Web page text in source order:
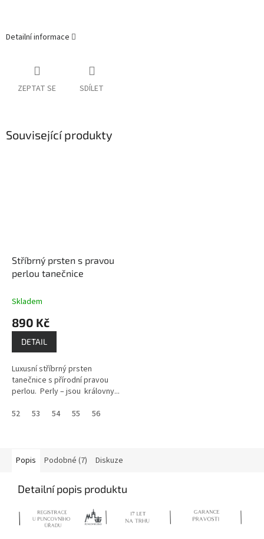
Detailní informace
ZEPTAT SE SDÍLET
Související produkty
Stříbrný prsten s pravou
perlou tanečnice
Skladem
890 Kč
DETAIL
Luxusní stříbrný prsten
tanečnice s přírodní pravou
perlou. Perly – jsou královny...
52
53 54 55 56
Popis Podobné (7) Diskuze
Detailní popis produktu